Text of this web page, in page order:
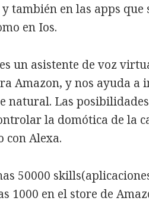
también en las apps que
en Ios.
un asistente de voz
Amazon, y nos ayuda a
natural. Las
la domótica de la
con Alexa.
50000
1000 en el store de